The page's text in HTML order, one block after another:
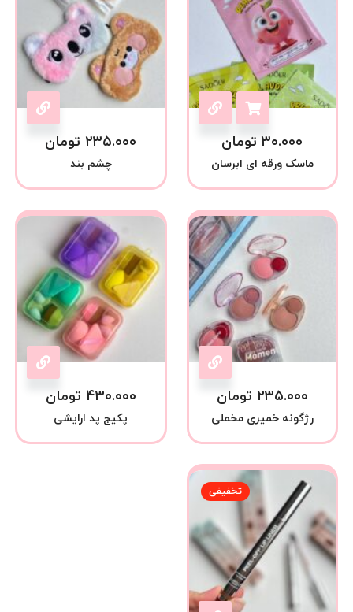
۳۰.۰۰۰ تومان
ماسک ورقه ای ابرسان
۲۳۵.۰۰۰ تومان
چشم بند
۲۳۵.۰۰۰ تومان
رژگونه خمیری مخملی
۴۳۰.۰۰۰ تومان
پکیج پد ارایشی
تخفیفی